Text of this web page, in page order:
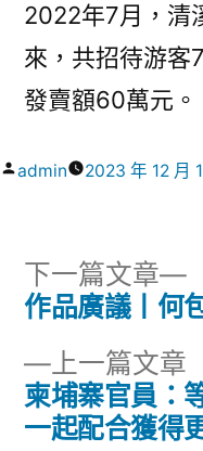
2022年7月，清
來，共招待游客
發賣額60萬元。
作
admin 2023 年 12 月
文
章
導
上一篇文章
柬埔寨官員：
一起配合獲得
下一篇文章
下
作品廣議丨何